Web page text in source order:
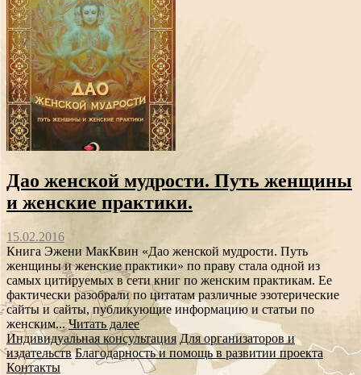
Дао женской мудрости. Путь женщины
и женские практики.
15.02.2016
Книга Эжени МакКвин «Дао женской мудрости. Путь
женщины и женские практики» по праву стала одной из
самых цитируемых в сети книг по женским практикам. Ее
фактически разобрали по цитатам различные эзотерические
сайты и сайты, публикующие информацию и статьи по
женским...Читать далее
Индивидуальная консультация Для организаторов и
издательств Благодарность и помощь в развитии проекта
Контакты